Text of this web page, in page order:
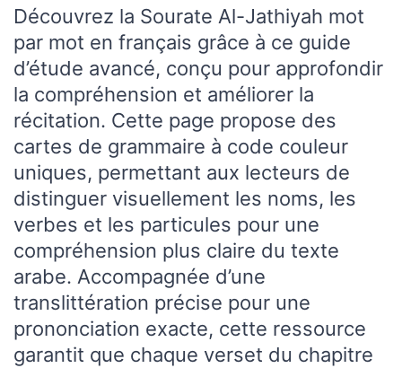
Découvrez la Sourate Al-Jathiyah mot
par mot en français grâce à ce guide
d’étude avancé, conçu pour approfondir
la compréhension et améliorer la
récitation. Cette page propose des
cartes de grammaire à code couleur
uniques, permettant aux lecteurs de
distinguer visuellement les noms, les
verbes et les particules pour une
compréhension plus claire du texte
arabe. Accompagnée d’une
translittération précise pour une
prononciation exacte, cette ressource
garantit que chaque verset du chapitre